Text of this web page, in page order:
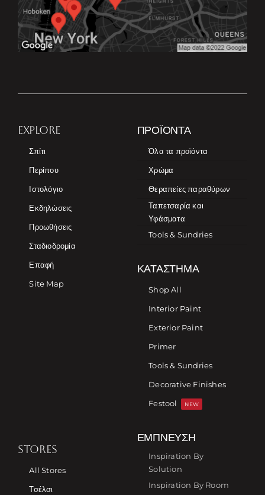
EXPLORE
Σπίτι
Περίπου
Ιστολόγιο
Εκδηλώσεις
Προωθήσεις
Σταδιοδρομία
Επαφή
Site Map
ΠΡΟΪΌΝΤΑ
Όλα τα προϊόντα
Χρώμα
Θεραπείες παραθύρων
Ταπετσαρία και
Υφάσματα
Tools & Sundries
ΚΑΤΆΣΤΗΜΑ
Shop All
Interior Paint
Exterior Paint
Primer
Tools & Sundries
Decorative Finishes
Festool
NEW
STORES
All Stores
Τσέλσι
ΈΜΠΝΕΥΣΗ
Inspiration By
Solution
Inspiration By Room